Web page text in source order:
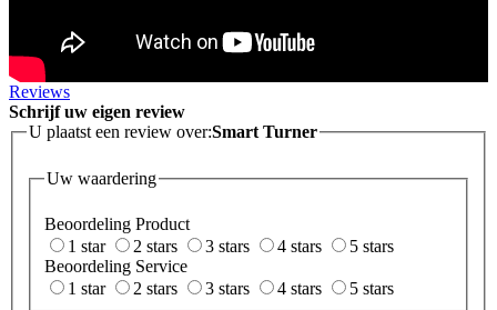
Reviews
Schrijf uw eigen review
U plaatst een review over:Smart Turner
Uw waardering
Beoordeling Product
1 star
2 stars 3 stars 4 stars
5 stars
Beoordeling Service
1 star
2 stars 3 stars 4 stars
5 stars